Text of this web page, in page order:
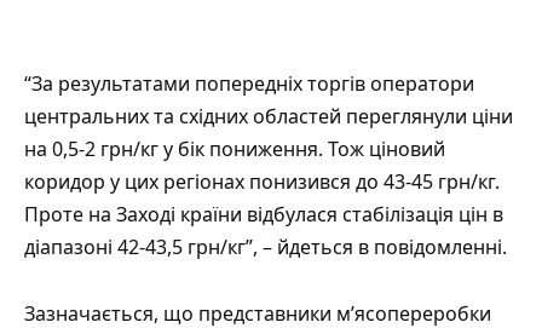
“За результатами попередніх торгів оператори
центральних та східних областей переглянули ціни
на 0,5-2 грн/кг у бік пониження. Тож ціновий
коридор у цих регіонах понизився до 43-45 грн/кг.
Проте на Заході країни відбулася стабілізація цін в
діапазоні 42-43,5 грн/кг”, – йдеться в повідомленні.
Зазначається, що представники м’ясопереробки